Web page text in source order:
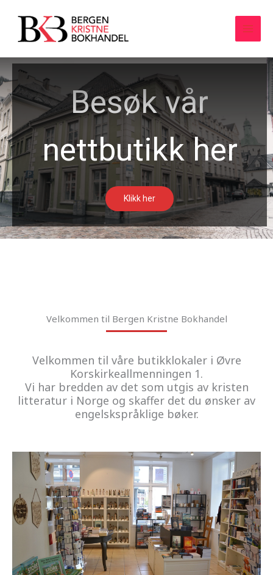
Besøk vår
nettbutikk her
Klikk her
Velkommen til Bergen Kristne Bokhandel
Velkommen til våre butikklokaler i Øvre
Korskirkeallmenningen 1.
Vi har bredden av det som utgis av kristen
litteratur i Norge og skaffer det du ønsker av
engelskspråklige bøker.